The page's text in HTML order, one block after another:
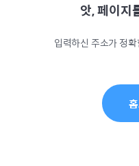
앗, 페이지
입력하신 주소가 정